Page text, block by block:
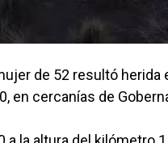
de 52 resultó
en cercanías de